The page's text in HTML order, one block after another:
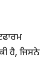
ਹੈ, ਜਿਸਨੇ